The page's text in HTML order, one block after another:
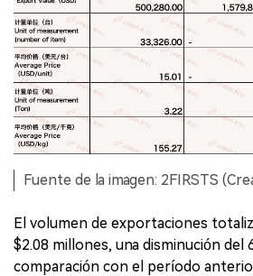
Fuente de la imagen: 2FIRSTS
El volumen de exportaciones
$2.08 millones, una disminución del
comparación con el período